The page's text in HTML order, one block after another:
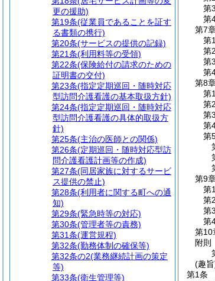
第
第
第7
第
第
第
第
第8
第
第
第
第
第
第9
第
第
第
第
第10
附則
(趣
第1条
更の援助)
第19条(従業員であることを証す
る書類の携行)
第20条(サービスの提供の記録)
第21条(利用料等の受領)
第22条(保険給付の請求のための
証明書の交付)
第23条(指定定期巡回・随時対応
型訪問介護看護の基本取扱方針)
第24条(指定定期巡回・随時対応
型訪問介護看護の具体的取扱方
針)
第25条(主治の医師との関係)
第26条(定期巡回・随時対応型訪
問介護看護計画等の作成)
第27条(同居家族に対するサービ
ス提供の禁止)
第28条(利用者に関する町への通
知)
第29条(緊急時等の対応)
第30条(管理者等の責務)
第31条(運営規程)
第32条(勤務体制の確保等)
第32条の2(業務継続計画の策定
等)
第33条(衛生管理等)